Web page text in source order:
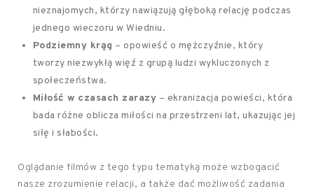
nieznajomych, którzy nawiązują głęboką relację podczas
jednego wieczoru w Wiedniu.
Podziemny krąg – opowieść o mężczyźnie, który
tworzy niezwykłą więź z grupą ludzi wykluczonych z
społeczeństwa.
Miłość w czasach zarazy – ekranizacja powieści, która
bada różne oblicza miłości na przestrzeni lat, ukazując jej
siłę i słabości.
Oglądanie filmów z tego typu tematyką może wzbogacić
nasze zrozumienie relacji, a także dać możliwość zadania